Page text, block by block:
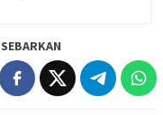
SEBARKAN